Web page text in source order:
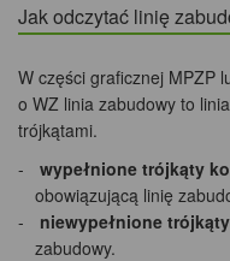
Jak odczytać linię
W części graficznej MPZP
o WZ linia zabudowy to
trójkątami.
wypełnione trójkąty
obowiązującą linię
niewypełnione trójkąty
zabudowy.